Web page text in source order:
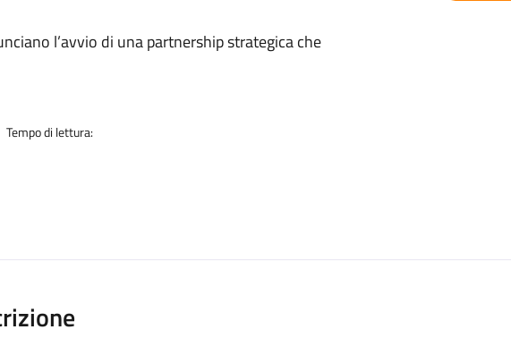
l’avvio di una partnership strategica che
Tempo di lettura: